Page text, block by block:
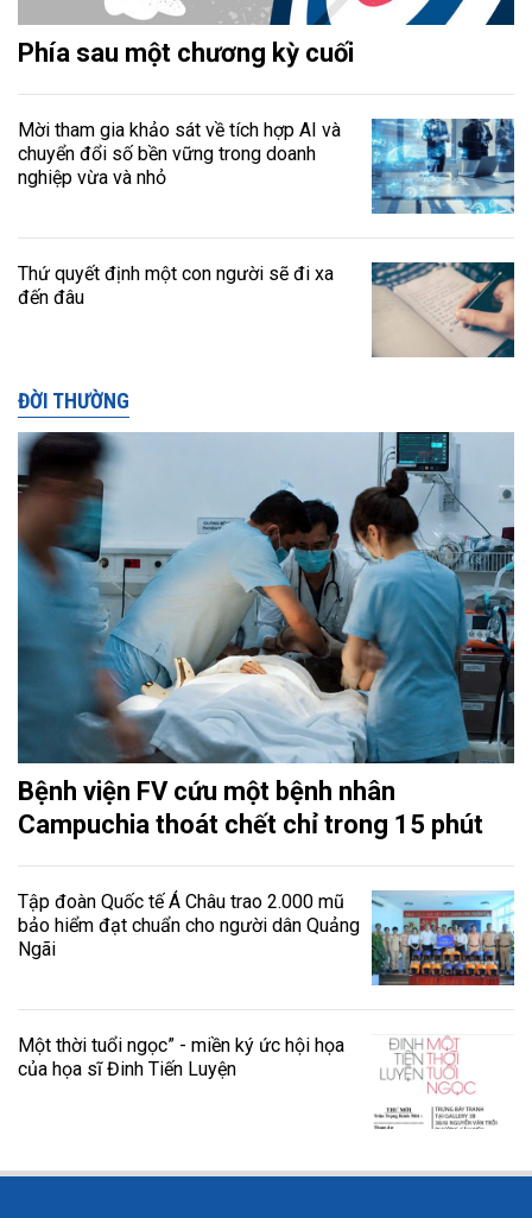
Phía sau một chương kỳ cuối
Mời tham gia khảo sát về tích hợp AI và
chuyển đổi số bền vững trong doanh
nghiệp vừa và nhỏ
Thứ quyết định một con người sẽ đi xa
đến đâu
ĐỜI THƯỜNG
Bệnh viện FV cứu một bệnh nhân
Campuchia thoát chết chỉ trong 15 phút
Tập đoàn Quốc tế Á Châu trao 2.000 mũ
bảo hiểm đạt chuẩn cho người dân Quảng
Ngãi
Một thời tuổi ngọc” - miền ký ức hội họa
của họa sĩ Đinh Tiến Luyện